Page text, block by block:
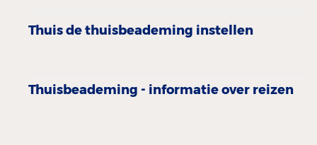
Thuis de thuisbeademing instellen
Thuisbeademing - informatie over reizen